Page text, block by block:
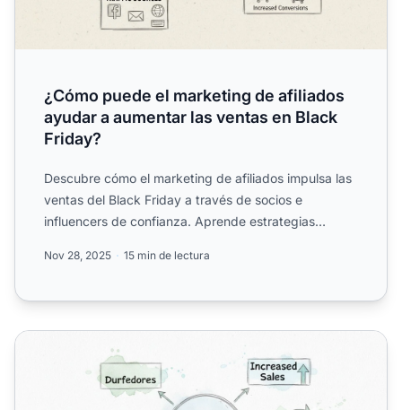
¿Cómo puede el marketing de afiliados
ayudar a aumentar las ventas en Black
Friday?
Descubre cómo el marketing de afiliados impulsa las
ventas del Black Friday a través de socios e
influencers de confianza. Aprende estrategias
Nov 28, 2025 15 min de lectura
Impacto del Servicio al Cliente en las Campañas de Black